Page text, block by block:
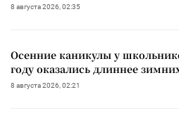
8 августа 2026, 02:35
Осенние каникулы у
году оказались длиннее
8 августа 2026, 02:21